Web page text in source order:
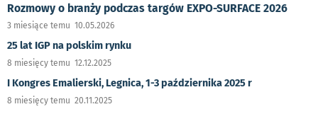
Rozmowy o branży podczas targów EXPO-SURFACE 2026
3 miesiące temu 10.05.2026
25 lat IGP na polskim rynku
8 miesięcy temu 12.12.2025
I Kongres Emalierski, Legnica, 1-3 października 2025 r
8 miesięcy temu 20.11.2025